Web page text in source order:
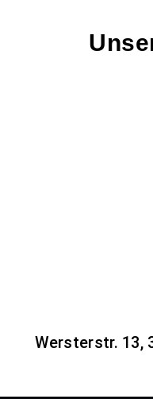
Wersterstr. 13,